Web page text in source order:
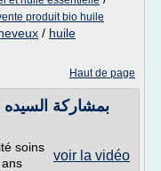
produit bio huile
/ huile
Haut de page
voir la vidéo
soins